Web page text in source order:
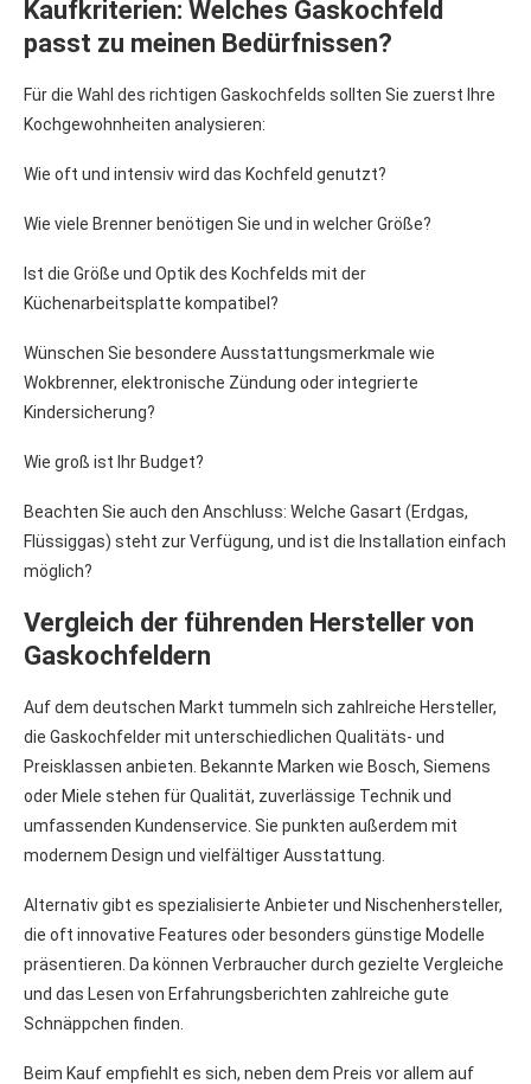
Kaufkriterien: Welches Gaskochfeld
passt zu meinen Bedürfnissen?
Für die Wahl des richtigen Gaskochfelds sollten Sie zuerst Ihre
Kochgewohnheiten analysieren:
Wie oft und inten­siv wird das Kochfeld genutzt?
Wie viele Brenner benötigen Sie und in welcher Größe?
Ist die Größe und Optik des Kochfelds mit der
Küchenarbeitsplatte kompatibel?
Wünschen Sie besondere Ausstattungsmerkmale wie
Wokbrenner, elektronische Zündung oder integrierte
Kindersicherung?
Wie groß ist Ihr Budget?
Beachten Sie auch den Anschluss: Welche Gasart (Erdgas,
Flüssiggas) steht zur Verfügung, und ist die Installation einfach
möglich?
Vergleich der führenden Hersteller von
Gaskochfeldern
Auf dem deutschen Markt tummeln sich zahlreiche Hersteller,
die Gaskochfelder mit unterschiedlichen Qualitäts- und
Preisklassen anbieten. Bekannte Marken wie Bosch, Siemens
oder Miele stehen für Qualität, zuverlässige Technik und
umfassenden Kundenservice. Sie punkten außerdem mit
modernem Design und vielfältiger Ausstattung.
Alternativ gibt es spezialisierte Anbieter und Nischenhersteller,
die oft innovative Features oder besonders günstige Modelle
präsentieren. Da können Verbraucher durch gezielte Vergleiche
und das Lesen von Erfahrungsberichten zahlreiche gute
Schnäppchen finden.
Beim Kauf empfiehlt es sich, neben dem Preis vor allem auf